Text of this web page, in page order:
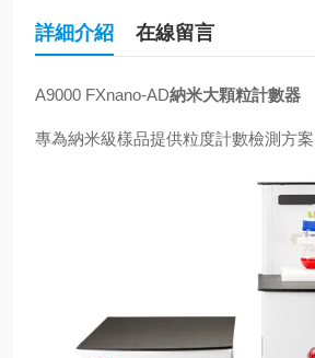
詳細介紹 在線留言
A9000 FXnano-AD納米大顆粒計數器
專為納米級樣品提供粒度計數檢測方案